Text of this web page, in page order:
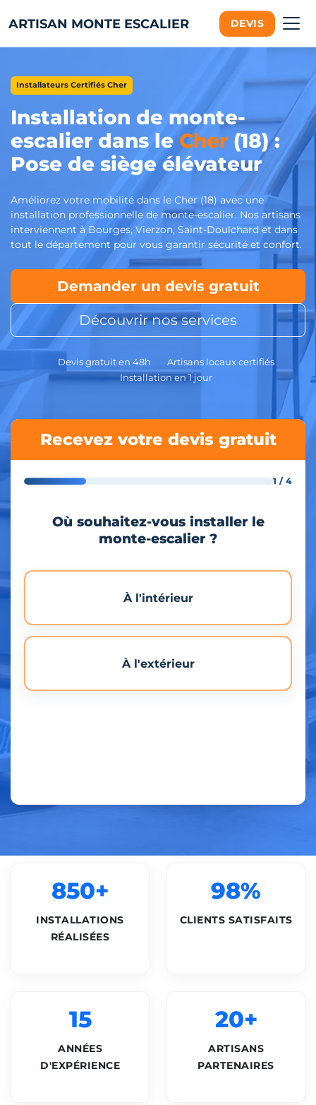
ARTISAN MONTE ESCALIER DEVIS
Installateurs Certifiés Cher
Installation de monte-
escalier dans le Cher (18) :
Pose de siège élévateur
Améliorez votre mobilité dans le Cher (18) avec une
installation professionnelle de monte-escalier. Nos artisans
interviennent à Bourges, Vierzon, Saint-Doulchard et dans
tout le département pour vous garantir sécurité et confort.
Demander un devis gratuit
Découvrir nos services
Devis gratuit en 48h
Artisans locaux certifiés
Installation en 1 jour
Recevez votre devis gratuit
1 / 4
Où souhaitez-vous installer le
monte-escalier ?
À l'intérieur
À l'extérieur
850+
INSTALLATIONS
RÉALISÉES
98%
CLIENTS SATISFAITS
15
ANNÉES
D'EXPÉRIENCE
20+
ARTISANS
PARTENAIRES